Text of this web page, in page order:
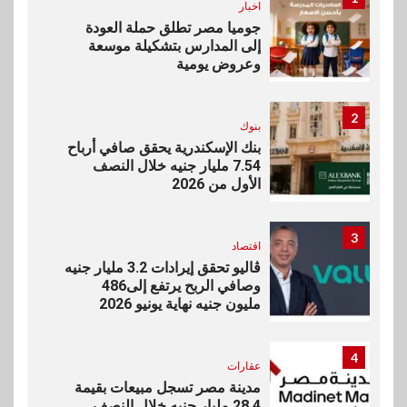
اخبار
جوميا مصر تطلق حملة العودة
إلى المدارس بتشكيلة موسعة
وعروض يومية
2
بنوك
بنك الإسكندرية يحقق صافي أرباح
7.54 مليار جنيه خلال النصف
الأول من 2026
3
اقتصاد
ڤاليو تحقق إيرادات 3.2 مليار جنيه
وصافي الربح يرتفع إلى486
مليون جنيه نهاية يونيو 2026
4
عقارات
مدينة مصر تسجل مبيعات بقيمة